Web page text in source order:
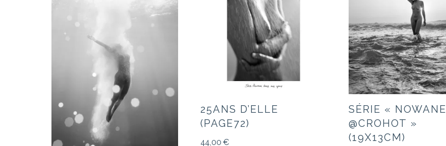
25ANS D’ELLE
(PAGE72)
44,00€
SÉRIE « NOWANE
@CROHOT »
(19X13CM)